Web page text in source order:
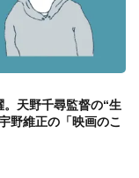
。天野千尋監督の“生
野維正の「映画のこ